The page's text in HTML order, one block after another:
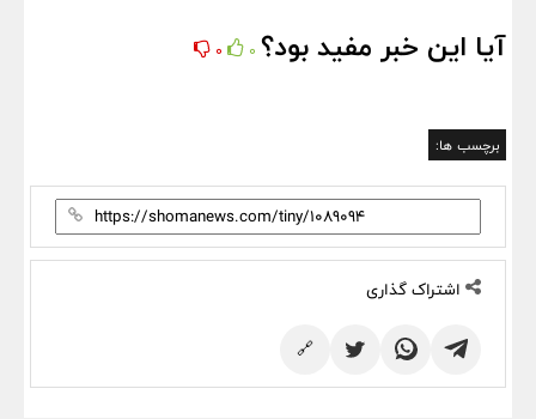
آیا این خبر مفید بود؟ 0
0
برچسب ها:
اشتراک گذاری
🔗